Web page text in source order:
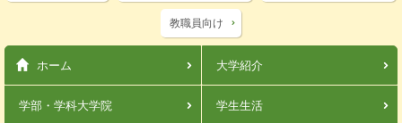
教職員向け
ホーム 大学紹介
学部・学科大学院 学生生活